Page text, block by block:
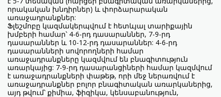
որակական խնդիրներ) և փորձարարական
առաջադրանքներ:
Ֆլեշմոբը կազմակերպվում է հետևյալ տարիքային
խմբերի համար՝ 4-6-րդ դասարաններ, 7-9-րդ
դասարաններ և 10-12-րդ դասարաններ: 4-6-րդ
դասարանների սովորողների համար
առաջադրանքները կազմվում են բնագիտություն
առարկայից: 7-9-րդ դասարանցիների համար կազմվում
է առաջադրանքների փաթեթ, որի մեջ ներառվում է
առաջադրանքներ բոլոր բնագիտական առարկաներից,
այդ թվում՝ քիմիա, ֆիզիկա, կենսաբանություն,